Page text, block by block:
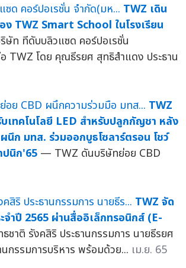
TWZ เดิน
ง TWZ Smart School ในโรงเรียน
ท ทีดับบลิวแซด คอร์ปอเรชั่น
TWZ โดย คุณธีรยศ สุทธิสำแดง ประธาน
TWZ
เทคโนโลยี LED สำหรับปลูกกัญชา หลัง
นึก มทส. ร่วมออกบูธโซลาร์ตรอน โชว์
ปนิก'65 — TWZ ดันบริษัทย่อย CBD
TWZ จัด
จำปี 2565 ผ่านสื่ออิเล็กทรอนิกส์ (E-
าติ รังคสิริ ประธานกรรมการ นายธีรยศ
กรรมการบริหาร พร้อมด้วย... เม.ย. 65